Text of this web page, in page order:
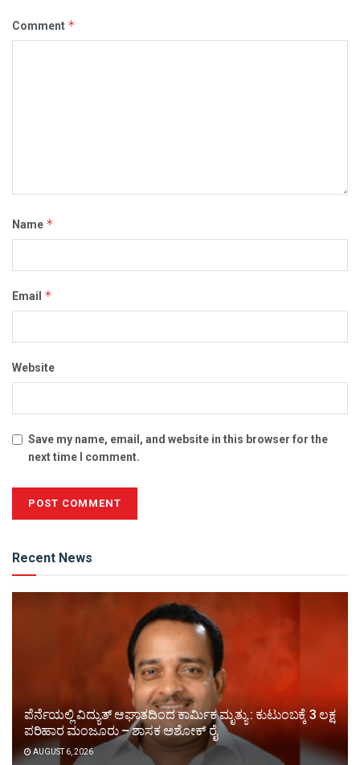
Comment *
Name *
Email *
Website
Save my name, email, and website in this browser for the
next time I comment.
Recent News
ಪೆರ್ನೆಯಲ್ಲಿ ವಿದ್ಯುತ್ ಆಘಾತದಿಂದ ಕಾರ್ಮಿಕ ಮೃತ್ಯು : ಕುಟುಂಬಕ್ಕೆ 3 ಲಕ್ಷ
ಪರಿಹಾರ ಮಂಜೂರು – ಶಾಸಕ ಅಶೋಕ್ ರೈ
AUGUST 6, 2026